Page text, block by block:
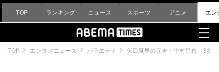
TOP ランキング ニュース スポーツ アニメ エン
TOP エンタメニュース バラエティ 矢口真里の元夫・中村昌也（38